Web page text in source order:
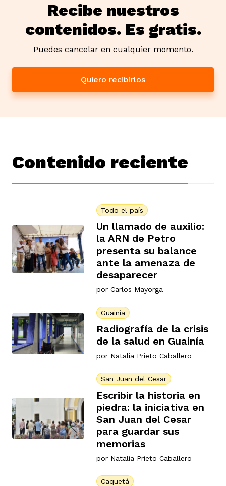
Recibe nuestros
contenidos. Es gratis.
Puedes cancelar en cualquier momento.
Quiero recibirlos
Contenido reciente
Todo el país
Un llamado de auxilio:
la ARN de Petro
presenta su balance
ante la amenaza de
desaparecer
por Carlos Mayorga
Guainía
Radiografía de la crisis
de la salud en Guainía
por Natalia Prieto Caballero
San Juan del Cesar
Escribir la historia en
piedra: la iniciativa en
San Juan del Cesar
para guardar sus
memorias
por Natalia Prieto Caballero
Caquetá